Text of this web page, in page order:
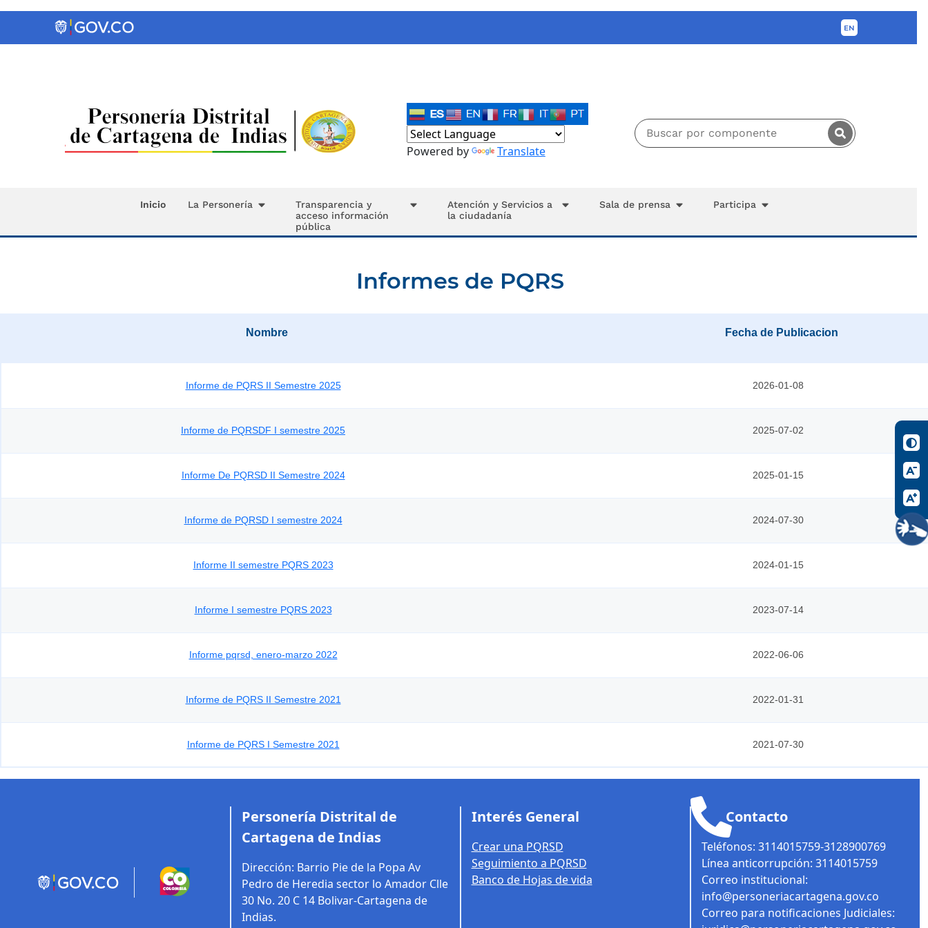
Powered by Translate
Inicio La Personería
Transparencia y
acceso información
pública
Atención y Servicios a
la ciudadanía
Sala de prensa Participa
Informes de PQRS
Nombre Fecha de Publicacion
Informe de PQRS II Semestre 2025 2026-01-08
Informe de PQRSDF I semestre 2025 2025-07-02
Informe De PQRSD II Semestre 2024 2025-01-15
Informe de PQRSD I semestre 2024 2024-07-30
Informe II semestre PQRS 2023 2024-01-15
Informe I semestre PQRS 2023 2023-07-14
Informe pqrsd, enero-marzo 2022 2022-06-06
Informe de PQRS II Semestre 2021 2022-01-31
Informe de PQRS I Semestre 2021 2021-07-30
Personería Distrital de
Cartagena de Indias
Dirección: Barrio Pie de la Popa Av
Pedro de Heredia sector lo Amador Clle
30 No. 20 C 14 Bolivar-Cartagena de
Indias.
Interés General
Crear una PQRSD
Seguimiento a PQRSD
Banco de Hojas de vida
Contacto
Teléfonos: 3114015759-3128900769
Línea anticorrupción: 3114015759
Correo institucional:
info@personeriacartagena.gov.co
Correo para notificaciones Judiciales: